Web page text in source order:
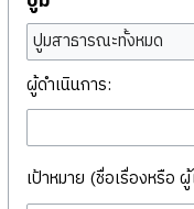
ปูมสาธารณะทั้งหมด
ผู้ดำเนินการ:
เป้าหมาย (ชื่อเรื่องหรือ